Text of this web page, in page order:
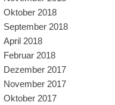
Oktober 2018
September 2018
April 2018
Februar 2018
Dezember 2017
November 2017
Oktober 2017